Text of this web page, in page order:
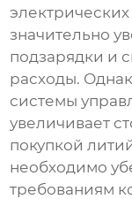
значительно
подзарядки и
расходы.
системы
увеличивает
покупкой
необходимо
требованиям